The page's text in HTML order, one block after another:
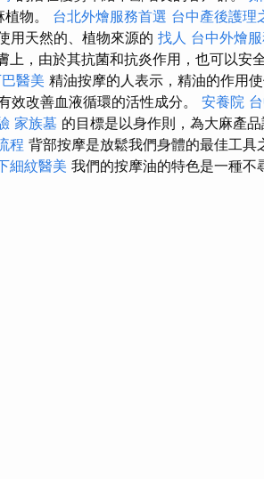
物。 台北外燴服務首選 台中產後護理
用天然的、植物來源的 找人 台中外燴
上，由於其抗菌和抗炎作用，也可以安
醫美 精油按摩的人表示，精油的作用
效改善血液循環的活性成分。 安養院
家族墓 的目標是以身作則，為大麻產
程 背部按摩是放鬆我們身體的最佳工
細紋醫美 我們的按摩油的特色是一種不